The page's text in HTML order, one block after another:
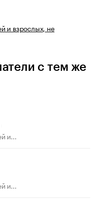
и взрослых, не
с тем же
и...
и...